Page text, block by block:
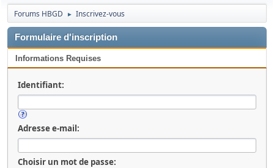
Forums HBGD ► Inscrivez-vous
Formulaire d'inscription
Informations Requises
Identifiant:
Adresse e-mail:
Choisir un mot de passe: